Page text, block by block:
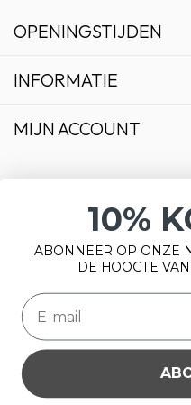
OPENINGSTIJDEN
INFORMATIE
MIJN ACCOUNT
Wij slaan cookies op om
10%
ABONNEER OP ONZE
DE HOOGTE